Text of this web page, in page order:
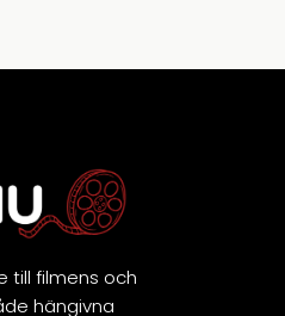
till filmens och
hängivna